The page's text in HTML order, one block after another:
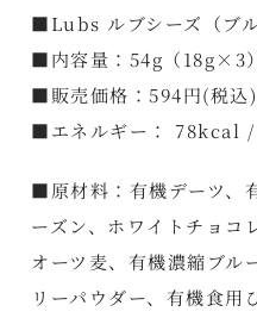
■Lubs ルブシーズ（ブル
■内容量：54g（18g×3）
■販売価格：594円(税込)
■エネルギー： 78kcal /
■原材料：有機デーツ、
ーズン、ホワイトチョコ
オーツ麦、有機濃縮ブル
リーパウダー、有機食用